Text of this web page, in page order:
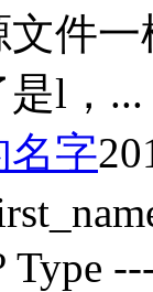
件
l，...
名字
Type